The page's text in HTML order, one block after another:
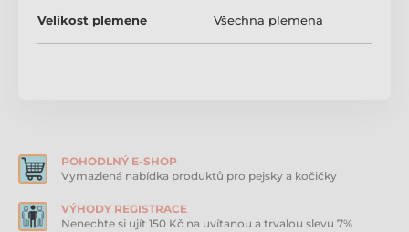
vlastnosti. Výplň z recyklovaných plastových lahví.
100% bezpečná a certifikovaná výplň. Dvouvrstvý
Velikost plemene Všechna plemena
POHODLNÝ E-SHOP
Vymazlená nabídka produktů pro pejsky a kočičky
VÝHODY REGISTRACE
Nenechte si ujít 150 Kč na uvítanou a trvalou slevu 7%